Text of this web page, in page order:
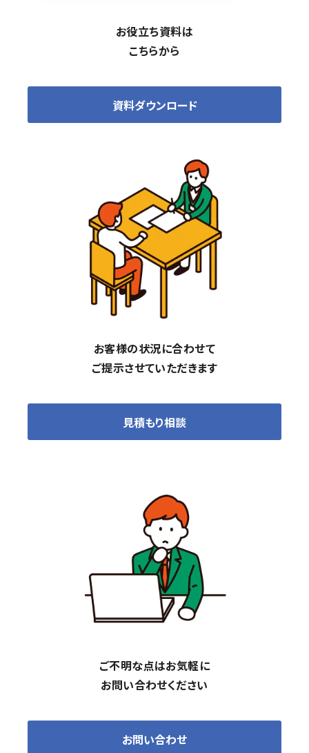
お役立ち資料は
こちらから
資料ダウンロード
お客様の状況に合わせて
ご提示させていただきます
見積もり相談
ご不明な点はお気軽に
お問い合わせください
お問い合わせ